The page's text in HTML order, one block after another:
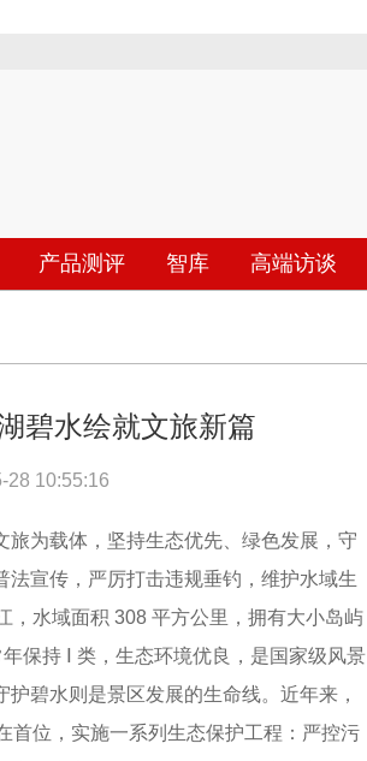
产品测评 智库 高端访谈
碧水绘就文旅新篇
28 10:55:16
为载体，坚持生态优先、绿色发展，守
宣传，严厉打击违规垂钓，维护水域生
，水域面积 308 平方公里，拥有大小岛屿
保持 Ⅰ 类，生态环境优良，是国家级风景
碧水则是景区发展的生命线。近年来，
首位，实施一系列生态保护工程：严控污